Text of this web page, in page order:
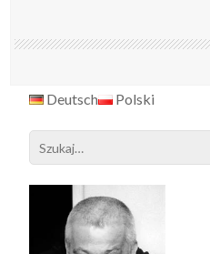
Deutsch Polski